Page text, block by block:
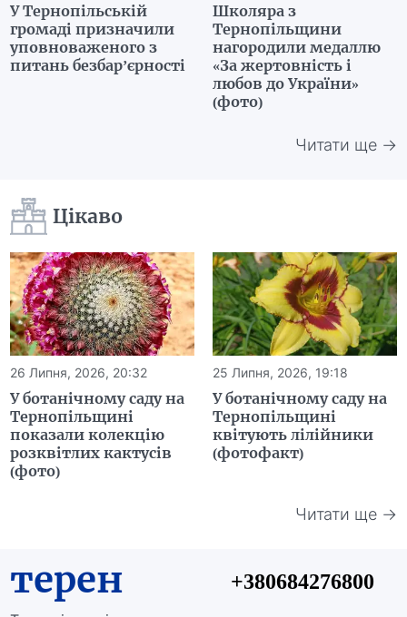
У Тернопільській
громаді призначили
уповноваженого з
питань безбар’єрності
Школяра з
Тернопільщини
нагородили медаллю
«За жертовність і
любов до України»
(фото)
Читати ще →
Цікаво
26 Липня, 2026, 20:32
У ботанічному саду на
Тернопільщині
показали колекцію
розквітлих кактусів
(фото)
25 Липня, 2026, 19:18
У ботанічному саду на
Тернопільщині
квітують лілійники
(фотофакт)
Читати ще →
терен +380684276800